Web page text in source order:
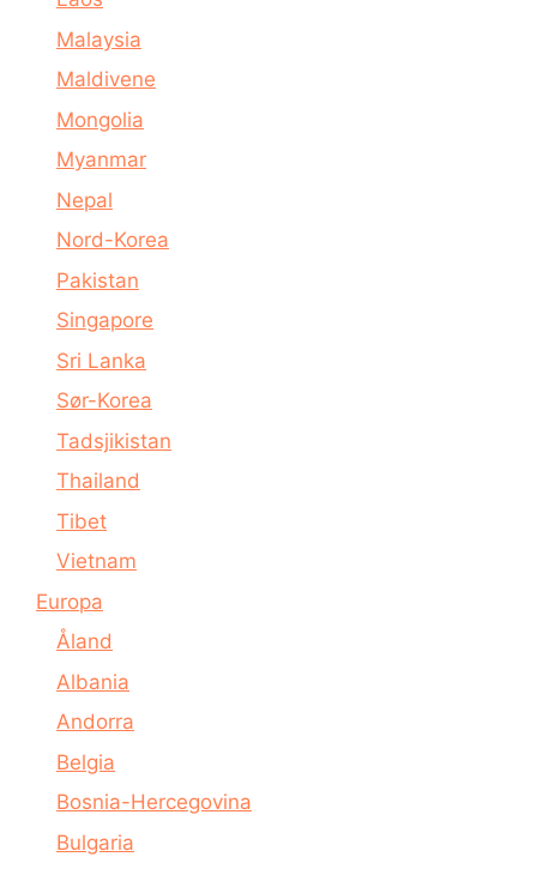
Malaysia
Maldivene
Mongolia
Myanmar
Nepal
Nord-Korea
Pakistan
Singapore
Sri Lanka
Sør-Korea
Tadsjikistan
Thailand
Tibet
Vietnam
Europa
Åland
Albania
Andorra
Belgia
Bosnia-Hercegovina
Bulgaria